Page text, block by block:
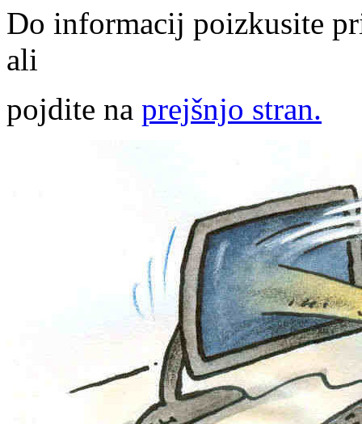
Do informacij poizkusite
ali
pojdite na prejšnjo stran.